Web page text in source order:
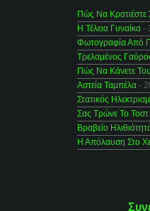
Πώς Να Κρατιέστε
Η Τέλεια Γυναίκα -
Φωτογραφία Από
Τρελαμένος
Πώς Να Κάνετε
Αστεία Ταμπέλα -
Στατικός
Σας Τρώνε Το Τοστ
Βραβείο
Η Απόλαυση Στο